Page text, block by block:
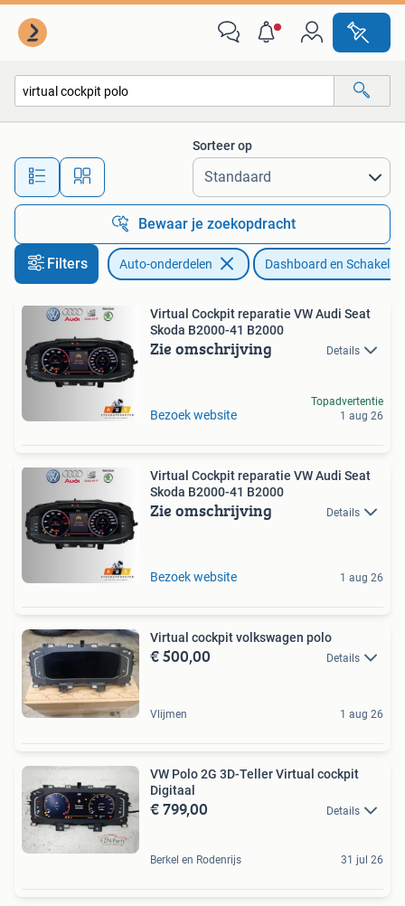
Alle afstanden…
Sorteer op
Bewaar je zoekopdracht
Filters Auto-onderdelen Dashboard en
Virtual Cockpit reparatie VW Audi Seat
Skoda B2000-41 B2000
Zie omschrijving Details
Bezoek website
Topadvertentie
1 aug 26
Virtual Cockpit reparatie VW Audi Seat
Skoda B2000-41 B2000
Zie omschrijving Details
Bezoek website 1 aug 26
Virtual cockpit volkswagen polo
€ 500,00 Details
Vlijmen 1 aug 26
VW Polo 2G 3D-Teller Virtual cockpit
Digitaal
€ 799,00 Details
Berkel en Rodenrijs 31 jul 26